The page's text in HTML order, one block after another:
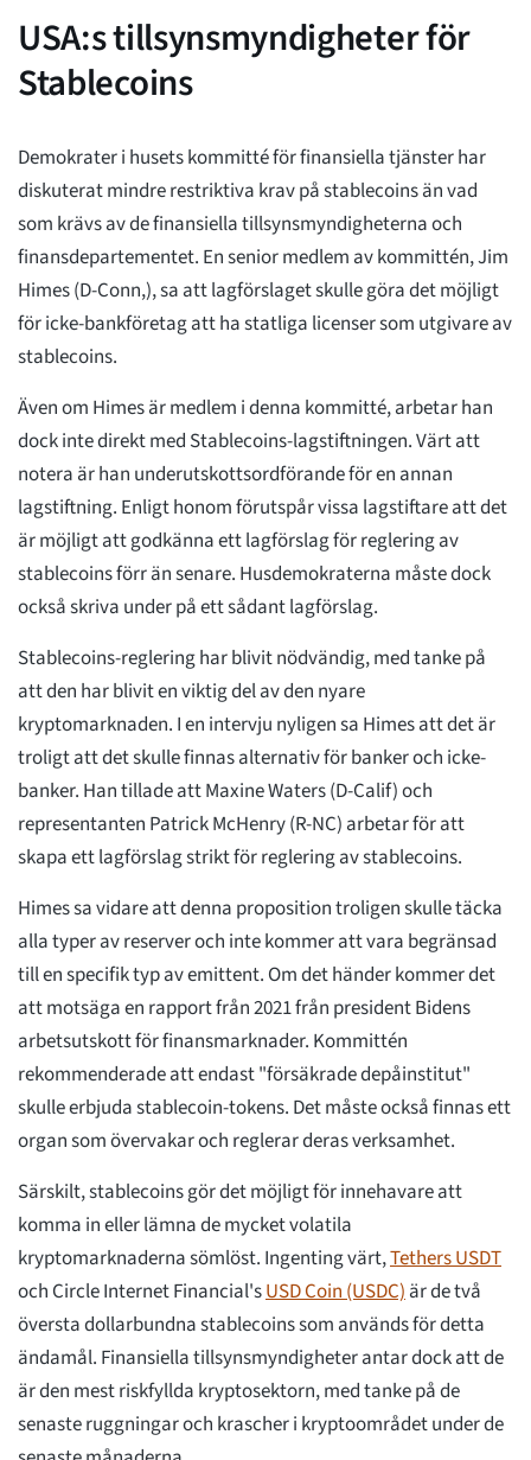
USA:s tillsynsmyndigheter för
Stablecoins
Demokrater i husets kommitté för finansiella tjänster har
diskuterat mindre restriktiva krav på stablecoins än vad
som krävs av de finansiella tillsynsmyndigheterna och
finansdepartementet. En senior medlem av kommittén, Jim
Himes (D-Conn,), sa att lagförslaget skulle göra det möjligt
för icke-bankföretag att ha statliga licenser som utgivare av
stablecoins.
Även om Himes är medlem i denna kommitté, arbetar han
dock inte direkt med Stablecoins-lagstiftningen. Värt att
notera är han underutskottsordförande för en annan
lagstiftning. Enligt honom förutspår vissa lagstiftare att det
är möjligt att godkänna ett lagförslag för reglering av
stablecoins förr än senare. Husdemokraterna måste dock
också skriva under på ett sådant lagförslag.
Stablecoins-reglering har blivit nödvändig, med tanke på
att den har blivit en viktig del av den nyare
kryptomarknaden. I en intervju nyligen sa Himes att det är
troligt att det skulle finnas alternativ för banker och icke-
banker. Han tillade att Maxine Waters (D-Calif) och
representanten Patrick McHenry (R-NC) arbetar för att
skapa ett lagförslag strikt för reglering av stablecoins.
Himes sa vidare att denna proposition troligen skulle täcka
alla typer av reserver och inte kommer att vara begränsad
till en specifik typ av emittent. Om det händer kommer det
att motsäga en rapport från 2021 från president Bidens
arbetsutskott för finansmarknader. Kommittén
rekommenderade att endast "försäkrade depåinstitut"
skulle erbjuda stablecoin-tokens. Det måste också finnas ett
organ som övervakar och reglerar deras verksamhet.
Särskilt, stablecoins gör det möjligt för innehavare att
komma in eller lämna de mycket volatila
kryptomarknaderna sömlöst. Ingenting värt,Tethers USDT
och Circle Internet Financial'sUSD Coin (USDC) är de två
översta dollarbundna stablecoins som används för detta
ändamål. Finansiella tillsynsmyndigheter antar dock att de
är den mest riskfyllda kryptosektorn, med tanke på de
senaste ruggningar och krascher i kryptoområdet under de